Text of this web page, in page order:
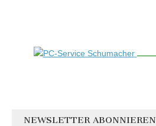
NEWSLETTER ABONNIEREN